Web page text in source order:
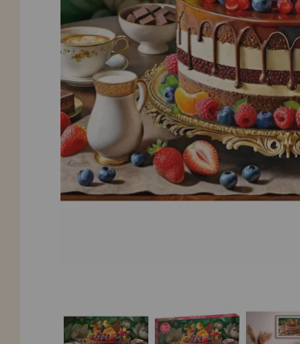
INFORMACIÓN
955 333 133
info@casadelpuzzle.com